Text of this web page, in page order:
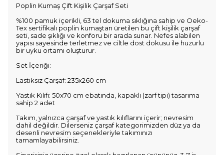
Poplin Kumaş Çift Kişilik Çarşaf Seti
%100 pamuk içerikli, 63 tel dokuma sıklığına sahip ve Oeko-
Tex sertifikalı poplin kumaştan üretilen bu çift kişilik çarşaf
seti, sade şıklığı ve konforu bir arada sunar. Nefes alabilen
yapısı sayesinde terletmez ve ciltle dost dokusu ile huzurlu
bir uyku ortamı oluşturur.
Set İçeriği:
Lastiksiz Çarşaf: 235x260 cm
Yastık Kılıfı: 50x70 cm ebatında, kapaklı (zarf tipi) tasarıma
sahip 2 adet
Takım, yalnızca çarşaf ve yastık kılıflarını içerir; nevresim
dahil değildir. Dilerseniz çarşaf kategorimizden düz ya da
desenli nevresim seçenekleriyle takımınızı
tamamlayabilirsiniz.